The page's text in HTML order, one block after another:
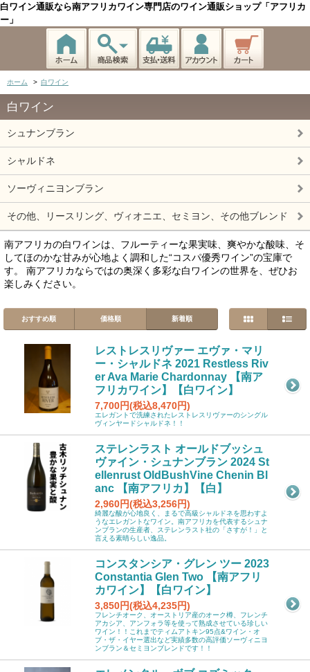
白ワイン通販なら南アフリカワイン専門店のワイン通販ショップ「アフリカ
ー」
ホーム > 白ワイン
白ワイン
シュナンブラン
シャルドネ
ソーヴィニヨンブラン
その他、リースリング、ヴィオニエ、セミヨン、その他ブレンド
南アフリカの白ワインは、フルーティーな果実味、爽やかな酸味、そ
してほのかな甘みが心地よく調和した“コスパ優秀ワイン”の宝庫で
す。 南アフリカならではの奥深く多彩な白ワインの世界を、ぜひお
楽しみください。
おすすめ順 価格順 新着順
レストレスリヴァー エヴァ・マリ
ー・シャルドネ 2021 Restless Riv
er Ava Marie Chardonnay 【南ア
フリカワイン】【白ワイン】
7,700円(税込8,470円)
エレガントで洗練されたレストレスリヴァーのシングル
ヴィンヤードシャルドネ！！
ステレンラスト オールドブッシュ
ヴァイン・シュナンブラン 2024 St
ellenrust OldBushVine Chenin Bl
anc 【南アフリカ】【白】
2,960円(税込3,256円)
綺麗な酸が心地良く、まるで高級シャルドネを思わすよ
うなエレガントなワイン。南アフリカを代表するシュナ
ンブランの生産者、ステレンラスト社の「さすが！」と
言える素晴らしい逸品。
コンスタンシア・グレン ツー 2023
Constantia Glen Two 【南アフリ
カワイン】【白ワイン】
3,850円(税込4,235円)
フレンチオーク、オーストリア産のオーク樽、フレンチ
アカシア、アンフォラ等を使って熟成させている珍しい
ワイン！！これまでティムアトキン95点&ワイン・オ
ブ・ザ・イヤー選出など実績多数の高評価ソーヴィニヨ
ンブラン＆セミヨンブレンドです！！